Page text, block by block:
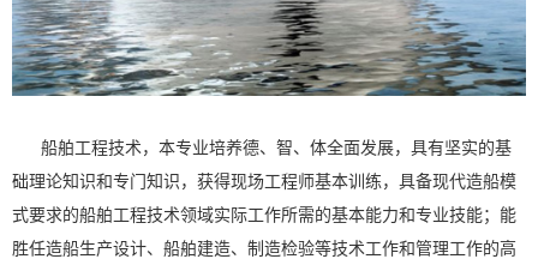
船舶工程技术，本专业培养德、智、体全面发展，具有坚实的基
础理论知识和专门知识，获得现场工程师基本训练，具备现代造船模
式要求的船舶工程技术领域实际工作所需的基本能力和专业技能；能
胜任造船生产设计、船舶建造、制造检验等技术工作和管理工作的高